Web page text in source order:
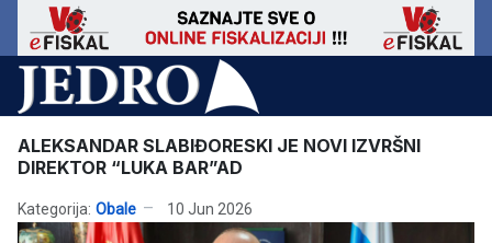
ALEKSANDAR SLABIĐORESKI JE NOVI IZVRŠNI
DIREKTOR “LUKA BAR”AD
Kategorija: Obale 10 Jun 2026